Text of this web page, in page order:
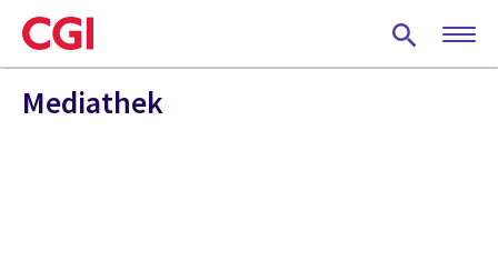
Skip
to
main
content
Mediathek